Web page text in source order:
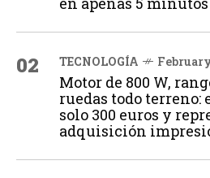
02 TECNOLOGÍA
Motor de 800 W,
ruedas todo terreno:
solo 300 euros y
adquisición